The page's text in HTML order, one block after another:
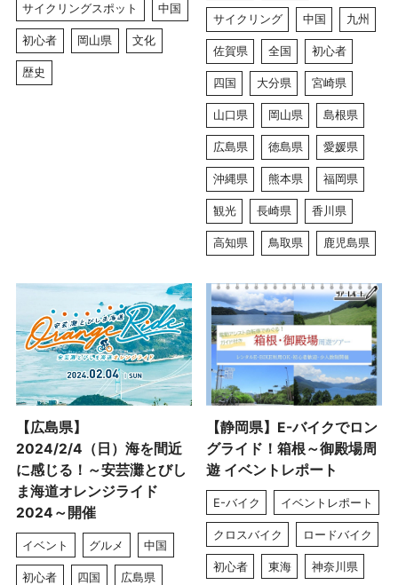
サイクリングスポット 中国
初心者 岡山県 文化
歴史
サイクリング 中国 九州
佐賀県 全国 初心者
四国 大分県 宮崎県
山口県 岡山県 島根県
広島県 徳島県 愛媛県
沖縄県 熊本県 福岡県
観光 長崎県 香川県
高知県 鳥取県 鹿児島県
【広島県】
2024/2/4（日）海を間近
に感じる！～安芸灘とびし
ま海道オレンジライド
2024～開催
イベント グルメ 中国
初心者 四国 広島県
【静岡県】E-バイクでロン
グライド！箱根～御殿場周
遊 イベントレポート
E-バイク イベントレポート
クロスバイク ロードバイク
初心者 東海 神奈川県